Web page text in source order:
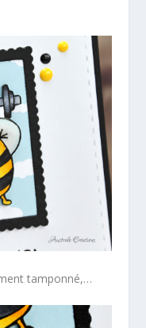
tamponné,…